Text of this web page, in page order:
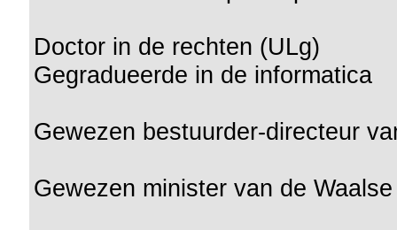
Doctor in de rechten (ULg)
Gegradueerde in de informatica
Gewezen bestuurder-directeur
Gewezen minister van de